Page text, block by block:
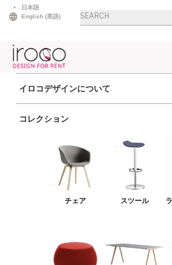
日本語
English (英語)
Products
search
イロコデザインについて
コレクション
チェア スツール
エア ブラック
ラウンジチェア＆ソファ